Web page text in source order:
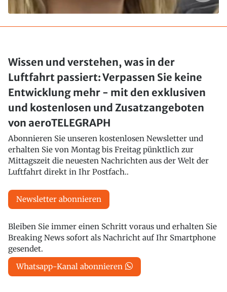
Wissen und verstehen, was in der
Luftfahrt passiert: Verpassen Sie keine
Entwicklung mehr - mit den exklusiven
und kostenlosen und Zusatzangeboten
von aeroTELEGRAPH
Abonnieren Sie unseren kostenlosen Newsletter und
erhalten Sie von Montag bis Freitag pünktlich zur
Mittagszeit die neuesten Nachrichten aus der Welt der
Luftfahrt direkt in Ihr Postfach..
Newsletter abonnieren
Bleiben Sie immer einen Schritt voraus und erhalten Sie
Breaking News sofort als Nachricht auf Ihr Smartphone
gesendet.
Whatsapp-Kanal abonnieren